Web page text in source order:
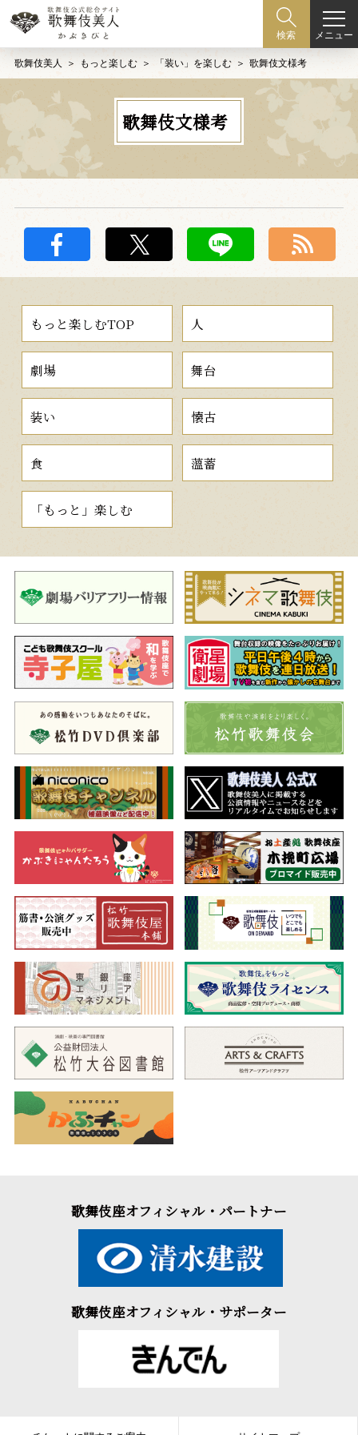
検索 メニュー
歌舞伎美人 もっと楽しむ 「装い」を楽しむ 歌舞伎文様考
歌舞伎文様考
もっと楽しむTOP 人
劇場 舞台
装い 懐古
食 薀蓄
「もっと」楽しむ
歌舞伎座オフィシャル・パートナー
歌舞伎座オフィシャル・サポーター